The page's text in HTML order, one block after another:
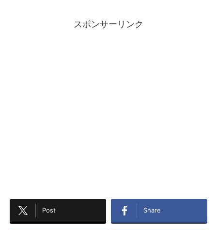
スポンサーリンク
Post Share